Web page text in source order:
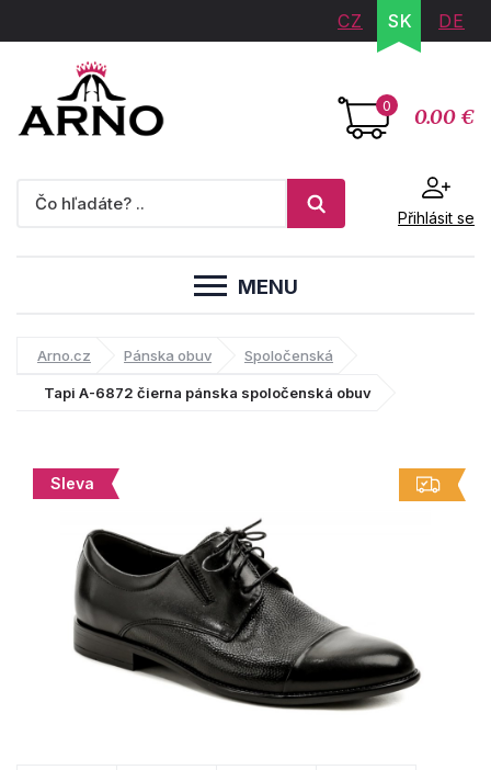
CZ SK DE
0 0.00 €
Přihlásit se
MENU
Arno.cz Pánska obuv Spoločenská
Tapi A-6872 čierna pánska spoločenská obuv
Sleva